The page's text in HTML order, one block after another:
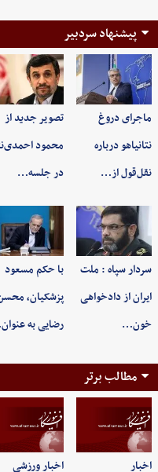
پیشنهاد سردبیر
ماجرای دروغ
نتانیاهو درباره
نقل‌قول از…
تصویر جدید از
محمود
در جلسه…
سردار سپاه : ملت
ایران از دادخواهی
خون…
با حکم مسعود
پزشکیان،
رضایی به
مطالب برتر
اخبار اخبار ورزشی